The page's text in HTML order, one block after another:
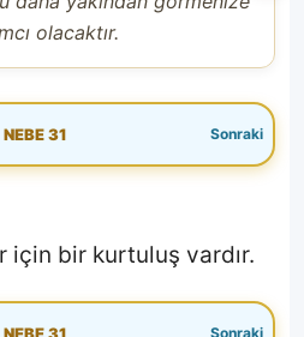
olacaktır.
NEBE 31
için bir kurtuluş vardır.
Atlası